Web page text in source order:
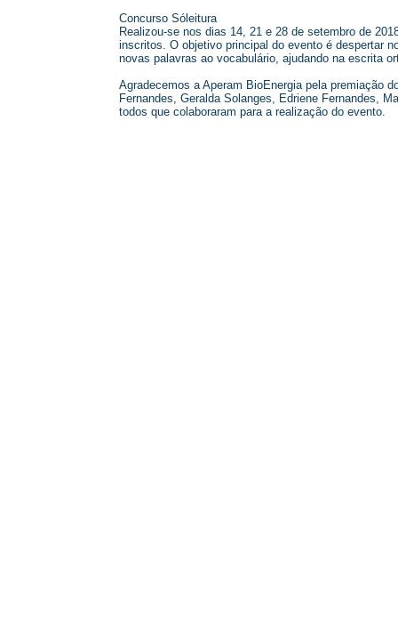
Concurso Sóleitura
Realizou-se nos dias 14, 21 e 28 de setembro de
inscritos. O objetivo principal do evento é despertar
novas palavras ao vocabulário, ajudando na escrita
Agradecemos a Aperam BioEnergia pela premiação
Fernandes, Geralda Solanges, Edriene Fernandes,
todos que colaboraram para a realização do evento.